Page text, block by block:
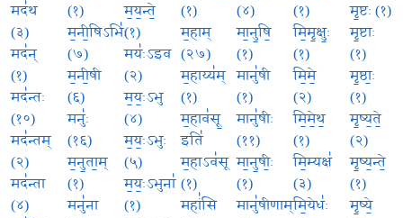
मद॑थ
(३)
मद॑न्
(१)
मद॑न्तः
(१०)
मद॑न्तम्
(२)
मद॑न्ता
(४)
(१)
म॒नी॒षिऽभिः॑
(७)
म॒नी॒षी
(६)
मनुः॑
(१६)
म॒नु॒ता॒म्
(१)
मनु॑ना
म॒य॒न्ते॒
(१)
मयः॑ऽइव
(२)
म॒यः॒ऽभु
(४)
म॒यः॒ऽभुः
(५)
म॒यः॒ऽभुना॑
(१)
(१)
म॒हाम्
(२७)
म॒हाय्य॑म्
(१)
म॒हाव॑सू॒
इति॑
म॒हाऽव॑सू
(१)
महां॑सि
(४)
मा॒नु॒षि॒
(१)
मानु॑षी
(१)
मानु॑षीः
(११)
मा॒नु॒षीः॒
(१)
मानु॑षीणाम्
(१)
मि॒मृ॒क्षुः॒
(१)
मि॒मे॒
(२)
मि॒मे॒थ॒
(१)
मि॒म्यक्ष॑
(३)
मि॒येधः॑
मृ॒ष्टः (१)
मृ॒ष्टाः
(१)
मृ॒ष्ठाः॒
(१)
मृ॒ष्य॒ते॒
(२)
मृ॒ष्य॒न्ते॒
(१)
मृ॒ष्ये॒